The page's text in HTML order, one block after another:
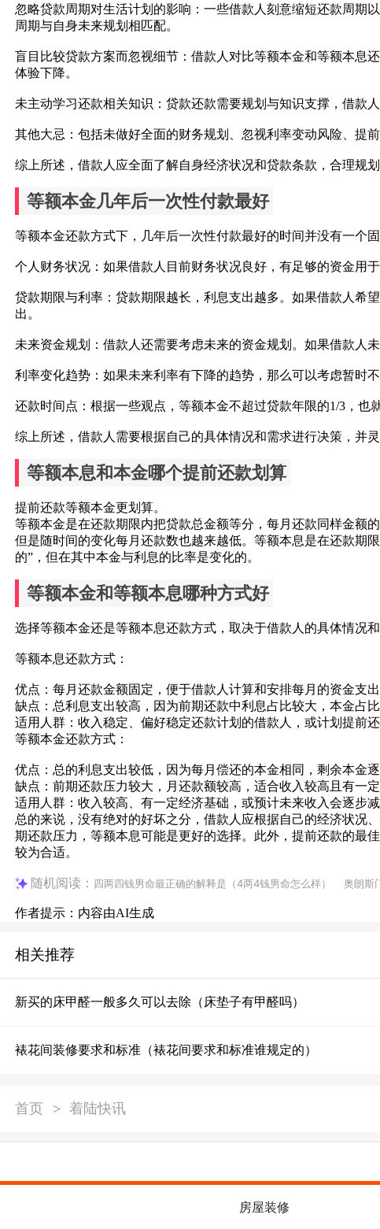
忽略贷款周期对生活计划的影响：一些借款人刻意缩短还款周期
周期与自身未来规划相匹配。
盲目比较贷款方案而忽视细节：借款人对比等额本金和等额本息
体验下降。
未主动学习还款相关知识：贷款还款需要规划与知识支撑，借款
其他大忌：包括未做好全面的财务规划、忽视利率变动风险、提
综上所述，借款人应全面了解自身经济状况和贷款条款，合理规
等额本金几年后一次性付款最好
等额本金还款方式下，几年后一次性付款最好的时间并没有一个
个人财务状况：如果借款人目前财务状况良好，有足够的资金用
贷款期限与利率：贷款期限越长，利息支出越多。如果借款人希
出。
未来资金规划：借款人还需要考虑未来的资金规划。如果借款人
利率变化趋势：如果未来利率有下降的趋势，那么可以考虑暂时
还款时间点：根据一些观点，等额本金不超过贷款年限的1/3，也
综上所述，借款人需要根据自己的具体情况和需求进行决策，并
等额本息和本金哪个提前还款划算
提前还款等额本金更划算。
等额本金是在还款期限内把贷款总金额等分，每月还款同样金额
但是随时间的变化每月还款数也越来越低。等额本息是在还款期
的”，但在其中本金与利息的比率是变化的。
等额本金和等额本息哪种方式好
选择等额本金还是等额本息还款方式，取决于借款人的具体情况
等额本息还款方式：
优点：每月还款金额固定，便于借款人计算和安排每月的资金支
缺点：总利息支出较高，因为前期还款中利息占比较大，本金占比
适用人群：收入稳定、偏好稳定还款计划的借款人，或计划提前还
等额本金还款方式：
优点：总的利息支出较低，因为每月偿还的本金相同，剩余本金
缺点：前期还款压力较大，月还款额较高，适合收入较高且有一定
适用人群：收入较高、有一定经济基础，或预计未来收入会逐步
总的来说，没有绝对的好坏之分，借款人应根据自己的经济状况
期还款压力，等额本息可能是更好的选择。此外，提前还款的最
较为合适。
随机阅读： 四两四钱男命最正确的解释是（4两4钱男命怎么样） 奥朗斯
作者提示：内容由AI生成
相关推荐
新买的床甲醛一般多久可以去除（床垫子有甲醛吗）
裱花间装修要求和标准（裱花间要求和标准谁规定的）
首页 > 着陆快讯
房屋装修